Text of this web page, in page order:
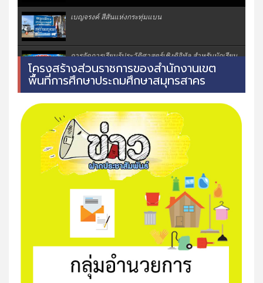
เบญจรงค์ สีสันแห่งกระทุ่มแบน
การจัดการเรียนรู้ประวัติศาสตร์เชิงดิจิทัล สำหรับนักเรียน
ประวัติศาสตร์ท้องถิ่นยกกระบัตร โรงเรียนวัดยกกระ
มิติแห่งศรัทธา "พุทธมณฑลสมุทรสาคร"
แหล่งเรียนรู้ท้องถิ่น ภูมิปัญญาท้องถิ่น น้ำตาลมะพร้าว
พิธีสวนสนามของสำนักงานลูกเสือจังหวัดสมุทรสาคร
2026
" โรงเรียนต้องเป็นพื้นที่ปลอดภัย "
โครงสร้างส่วนราชการของสำนักงานเขต
พื้นที่การศึกษาประถมศึกษาสมุทรสาคร